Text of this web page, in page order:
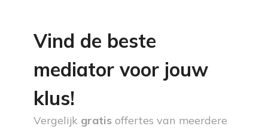
Vind de beste
mediator voor jouw
klus!
Vergelijk gratis offertes van meerdere